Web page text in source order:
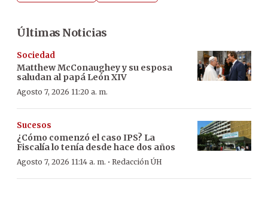
Últimas Noticias
Sociedad
Matthew McConaughey y su esposa
saludan al papá León XIV
Agosto 7, 2026 11:20 a. m.
Sucesos
¿Cómo comenzó el caso IPS? La
Fiscalía lo tenía desde hace dos años
Agosto 7, 2026 11:14 a. m. · Redacción ÚH